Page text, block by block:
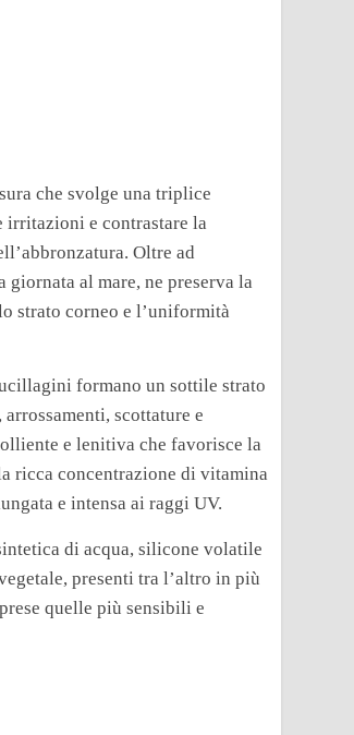
che svolge una triplice
irritazioni e contrastare la
Oltre ad
al mare, ne preserva la
strato corneo e l’uniformità
formano un sottile strato
scottature e
e lenitiva che favorisce la
ricca concentrazione di vitamina
e intensa ai raggi UV.
di acqua, silicone volatile
presenti tra l’altro in più
quelle più sensibili e